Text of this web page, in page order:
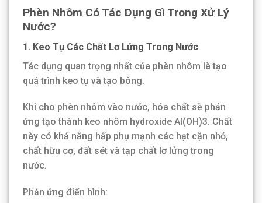
Phèn Nhôm Có Tác Dụng Gì Trong Xử Lý
Nước?
1. Keo Tụ Các Chất Lơ Lửng Trong Nước
Tác dụng quan trọng nhất của phèn nhôm là tạo
quá trình keo tụ và tạo bông.
Khi cho phèn nhôm vào nước, hóa chất sẽ phản
ứng tạo thành keo nhôm hydroxide Al(OH)3. Chất
này có khả năng hấp phụ mạnh các hạt cặn nhỏ,
chất hữu cơ, đất sét và tạp chất lơ lửng trong
nước.
Phản ứng điển hình: